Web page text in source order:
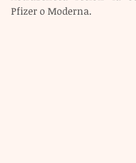
Pfizer o Moderna.